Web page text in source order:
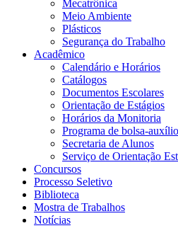
Mecatrônica
Meio Ambiente
Plásticos
Segurança do Trabalho
Acadêmico
Calendário e Horários
Catálogos
Documentos Escolares
Orientação de Estágios
Horários da Monitoria
Programa de bolsa-auxílio
Secretaria de Alunos
Serviço de Orientação
Concursos
Processo Seletivo
Biblioteca
Mostra de Trabalhos
Notícias